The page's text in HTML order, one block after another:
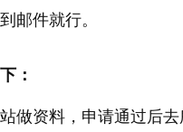
邮件就行。
：
做资料，申请通过后